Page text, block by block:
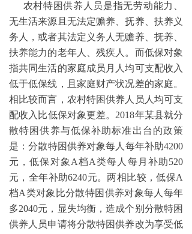
农村特困供养人员是指无劳动能力、
无生活来源且无法定赡养、抚养、扶养义
务人，或者其法定义务人无赡养、抚养、
扶养能力的老年人、残疾人。而低保对象
指共同生活的家庭成员月人均可支配收入
低于低保线，且家庭财产状况差的家庭。
相比较而言，农村特困供养人员人均可支
配收入比低保对象更差。2018年某县就分
散特困供养与低保补助标准出台的政策
是：分散特困供养对象每人每年补助4200
元，低保对象A档A类每人每月补助520
元，全年补助6240元。两相比较，低保A
档A类对象比分散特困供养对象每人每年
多2040元，显失均衡，造成个别分散特困
供养人员申请将分散特困供养改为享受低